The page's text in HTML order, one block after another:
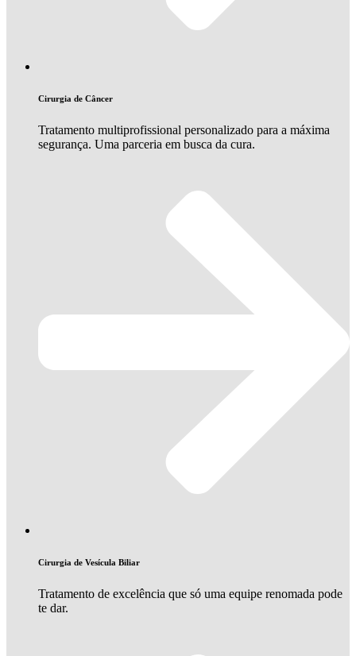
Cirurgia de Câncer
Tratamento multiprofissional personalizado para a máxima
segurança. Uma parceria em busca da cura.
Cirurgia de Vesícula Biliar
Tratamento de excelência que só uma equipe renomada pode
te dar.